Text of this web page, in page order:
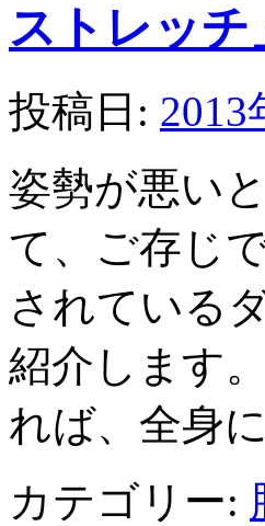
ストレッチ
投稿日: 2013
姿勢が悪い
て、ご存じ
されている
紹介します
れば、全身
カテゴリー: